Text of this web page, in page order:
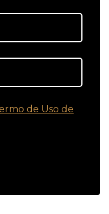
de Uso de